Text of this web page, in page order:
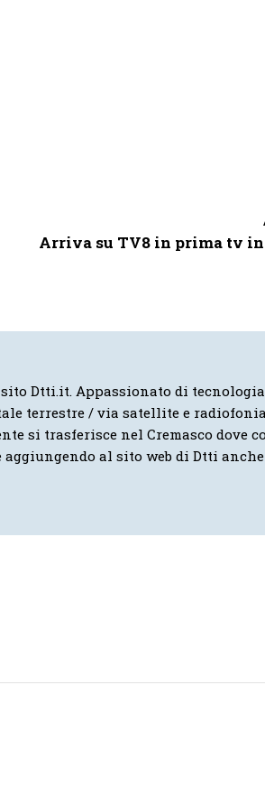
Arriva su TV8 in prima tv
Dtti.it. Appassionato di
terrestre / via satellite e
si trasferisce nel Cremasco dove
al sito web di Dtti